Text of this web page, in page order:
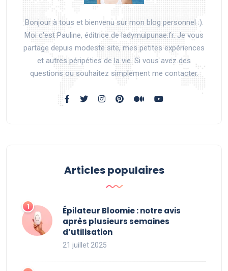
Bonjour à tous et bienvenu sur mon blog personnel :).
Moi c'est Pauline, éditrice de ladymuipunae.fr. Je vous
partage depuis modeste site, mes petites expériences
et autres péripéties de la vie. Si vous avez des
questions ou souhaitez simplement me contacter.
Articles populaires
Épilateur Bloomie : notre avis
après plusieurs semaines
d’utilisation
21 juillet 2025